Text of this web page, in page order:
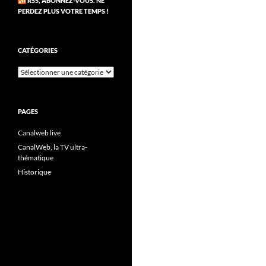
PERDEZ PLUS VOTRE TEMPS !
CATÉGORIES
Catégories
PAGES
Canalweb live
CanalWeb, la TV ultra-
thématique
Historique